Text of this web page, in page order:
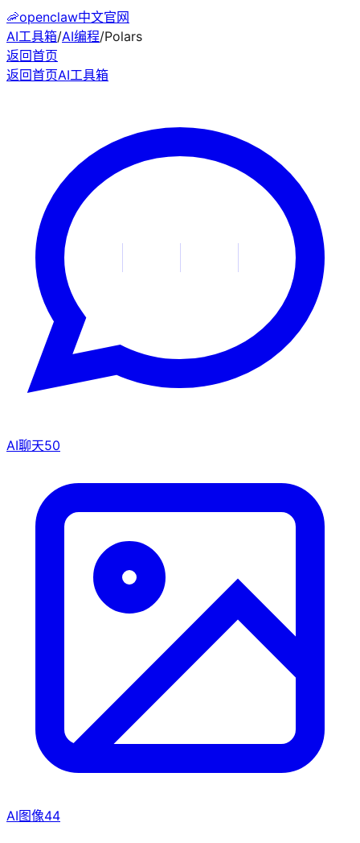
🦐openclaw中文官网
AI工具箱/AI编程/Polars
返回首页
返回首页AI工具箱
AI聊天50
AI图像44